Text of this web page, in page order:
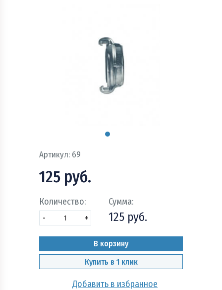
Огнебиозащитные составы
Пожарно - охранная сигнализация и системы
Средства защиты и безопасность труда
Шкафы, щиты пожарные и инвентарь
Артикул: 69
125 руб.
Количество:
- +
Сумма:
125 руб.
В корзину
Купить в 1 клик
Добавить в избранное